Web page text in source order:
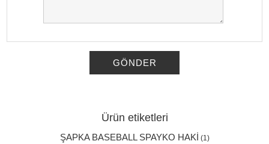
GÖNDER
Ürün etiketleri
ŞAPKA BASEBALL SPAYKO HAKİ (1)